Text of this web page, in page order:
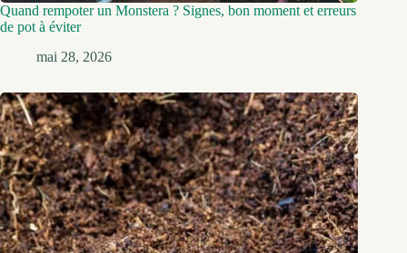
Quand rempoter un Monstera ? Signes, bon moment et erreurs
de pot à éviter
mai 28, 2026